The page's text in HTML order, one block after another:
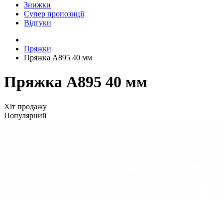
Знижки
Супер пропозиції
Відгуки
Пряжки
Пряжка A895 40 мм
Пряжка A895 40 мм
Хіт продажу
Популярний